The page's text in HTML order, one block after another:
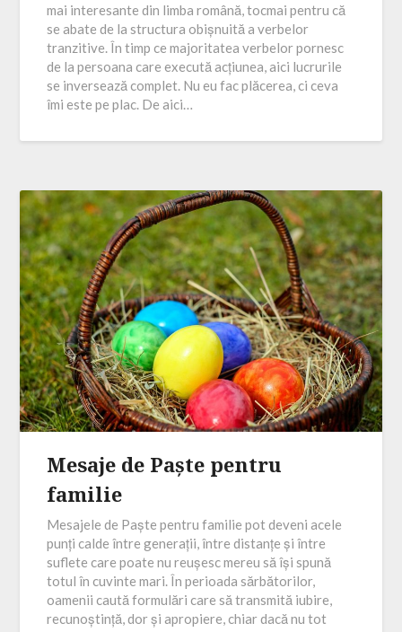
mai interesante din limba română, tocmai pentru că
se abate de la structura obișnuită a verbelor
tranzitive. În timp ce majoritatea verbelor pornesc
de la persoana care execută acțiunea, aici lucrurile
se inversează complet. Nu eu fac plăcerea, ci ceva
îmi este pe plac. De aici…
Mesaje de Paște pentru
familie
Mesajele de Paște pentru familie pot deveni acele
punți calde între generații, între distanțe și între
suflete care poate nu reușesc mereu să își spună
totul în cuvinte mari. În perioada sărbătorilor,
oamenii caută formulări care să transmită iubire,
recunoștință, dor și apropiere, chiar dacă nu tot